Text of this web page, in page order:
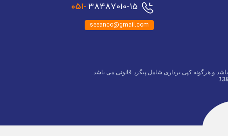
051- 38487010-15
seeanco@gmail.com
و هرگونه کپی برداری شامل پیگرد قانونی می باشد.